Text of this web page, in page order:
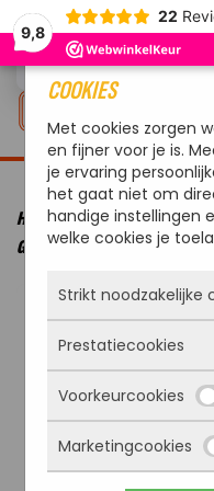
9,8
22
Overslaan en naar de
HOME MERKEN
GRILLROOSTER GIETIJZER 46
COOKIES
Met cookies zorgen
en fijner voor je is.
je ervaring
het gaat niet om
handige instellingen
welke cookies je
Strikt noodzakelijke
Deze cookies
überhaupt werkt.
kunnen niet
ze alleen
inloggen, een
zo instellen dat
Prestatiecookies
Met deze cookies
bezocht wordt,
komen en welke
kunnen we de
Voorkeurcookies
Deze cookies
Bijvoorbeeld
Marketingcookies